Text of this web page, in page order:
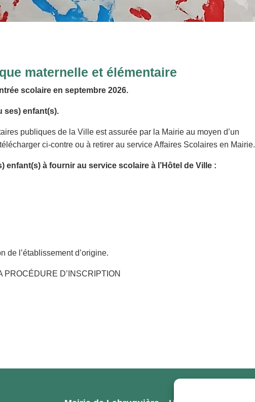
maternelle et élémentaire
scolaire en septembre 2026.
ses) enfant(s).
publiques de la Ville est assurée par la Mairie au moyen d’un
ci-contre ou à retirer au service Affaires Scolaires en Mairie.
à fournir au service scolaire à l’Hôtel de Ville :
de l’établissement d’origine.
PROCÉDURE D’INSCRIPTION